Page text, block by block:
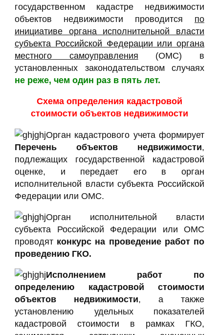
государственном кадастре недвижимости
объектов недвижимости проводится по
инициативе органа исполнительной власти
субъекта Российской Федерации или органа
местного самоуправления (ОМС) в
установленных законодательством случаях
не реже, чем один раз в пять лет.
Схема определения кадастровой
стоимости объектов недвижимости
Орган кадастрового учета формирует
Перечень объектов недвижимости,
подлежащих государственной кадастровой
оценке, и передает его в орган
исполнительной власти субъекта Российской
Федерации или ОМС.
Орган исполнительной власти
субъекта Российской Федерации или ОМС
проводят конкурс на проведение работ по
проведению ГКО.
Исполнением работ по
определению кадастровой стоимости
объектов недвижимости, а также
установлению удельных показателей
кадастровой стоимости в рамках ГКО,